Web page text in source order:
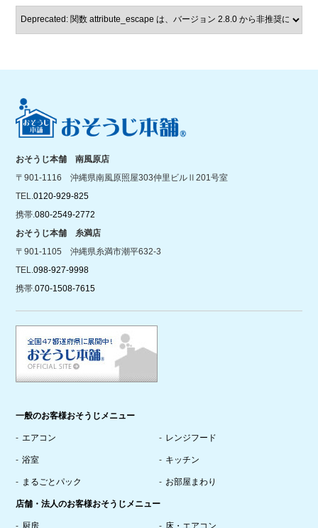
おそうじ本舗 南風原店
〒901-1116 沖縄県南風原照屋303仲里ビルⅡ201号室
TEL.0120-929-825
携帯.080-2549-2772
おそうじ本舗 糸満店
〒901-1105 沖縄県糸満市潮平632-3
TEL.098-927-9998
携帯.070-1508-7615
一般のお客様おそうじメニュー
エアコン レンジフード
浴室 キッチン
まるごとパック お部屋まわり
店舗・法人のお客様おそうじメニュー
厨房 床・エアコン